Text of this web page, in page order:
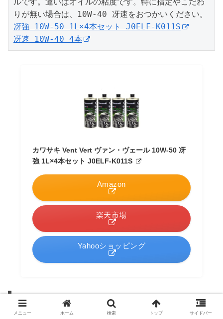
冴強 10W-50 1L×4本セット J0ELF-K011S
冴速 10W-40 4本
カワサキ Vent Vert ヴァン・ヴェール 10W-50 冴
強 1L×4本セット J0ELF-K011S
Amazon
楽天市場
Yahooショッピング
シェルShell-アドバンスド
メニュー ホーム 検索 トップ サイドバー